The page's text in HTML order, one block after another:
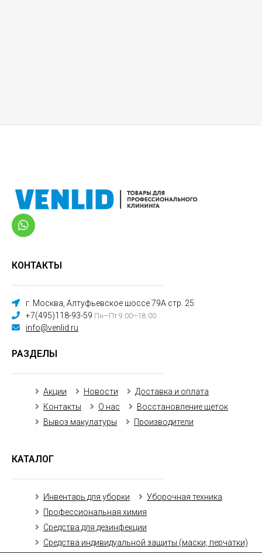
КОНТАКТЫ
г. Москва, Алтуфьевское шоссе 79А стр. 25
+7(495)118-93-59 Пн—Пт 9:00—18:00
info@venlid.ru
РАЗДЕЛЫ
Акции Новости
Доставка и оплата
Контакты
О нас
Восстановление щеток
Вывоз макулатуры
Производители
КАТАЛОГ
Инвентарь для уборки
Уборочная техника
Профессиональная химия
Средства для дезинфекции
Средства индивидуальной защиты (маски, перчатки)